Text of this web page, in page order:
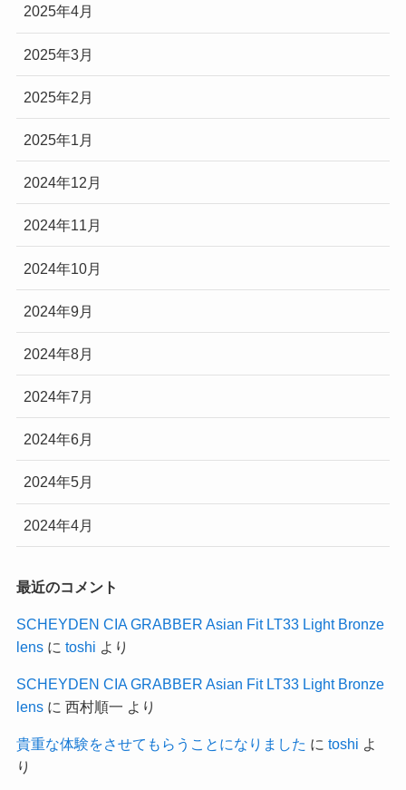
2025年4月
2025年3月
2025年2月
2025年1月
2024年12月
2024年11月
2024年10月
2024年9月
2024年8月
2024年7月
2024年6月
2024年5月
2024年4月
最近のコメント
SCHEYDEN CIA GRABBER Asian Fit LT33 Light Bronze
lensに toshi より
SCHEYDEN CIA GRABBER Asian Fit LT33 Light Bronze
lensに 西村順一 より
貴重な体験をさせてもらうことになりました に toshi よ
り